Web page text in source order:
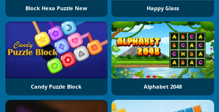
Block Hexa Puzzle New Happy Glass
Candy Puzzle Block Alphabet 2048